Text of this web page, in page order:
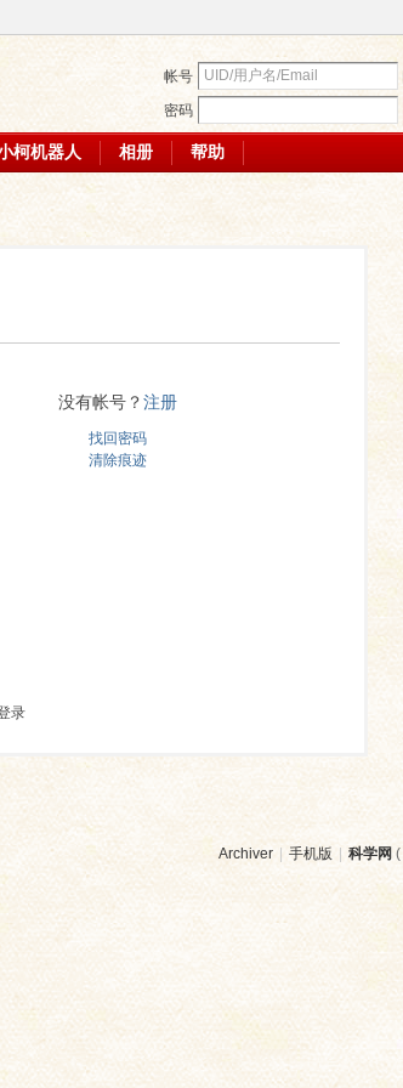
帐号
密码
柯机器人 相册 帮助
没有帐号？注册
找回密码
清除痕迹
录
Archiver | 手机版 | 科学网 (